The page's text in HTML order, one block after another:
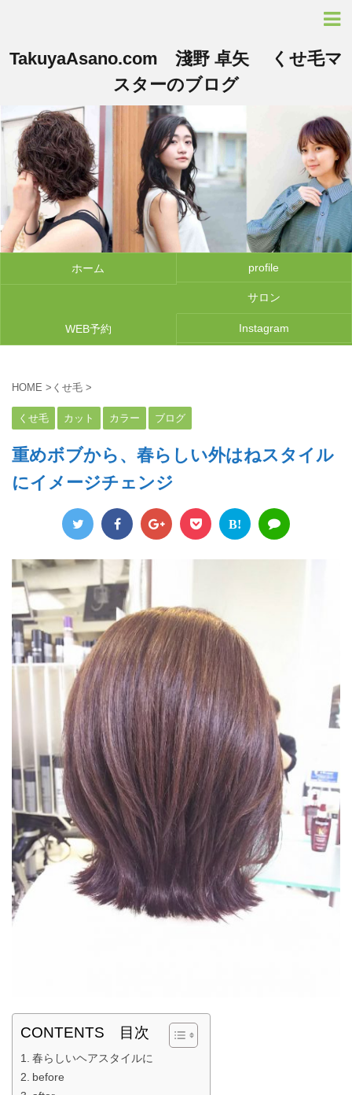
TakuyaAsano.com 淺野 卓矢 くせ毛マ
スターのブログ
ホーム profile
サロン
WEB予約 Instagram
HOME > くせ毛 >
くせ毛 カット カラー ブログ
重めボブから、春らしい外はねスタイル
にイメージチェンジ
B!
CONTENTS 目次
春らしいヘアスタイルに
before